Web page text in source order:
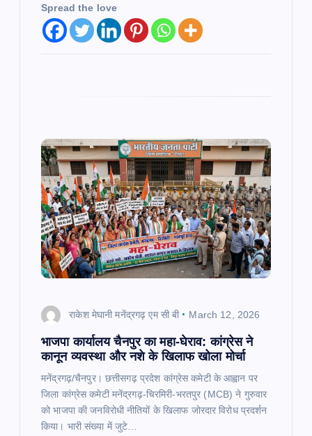
Spread the love
राकेश मेघानी मनेंद्रगढ़ एम सी बी March 12, 2026
भाजपा कार्यालय चैनपुर का महा-घेराव: कांग्रेस ने
कानून व्यवस्था और नशे के खिलाफ खोला मोर्चा
मनेंद्रगढ़/चैनपुर। छत्तीसगढ़ प्रदेश कांग्रेस कमेटी के आह्वान पर
जिला कांग्रेस कमेटी मनेंद्रगढ़-चिरमिरी-भरतपुर (MCB) ने गुरुवार
को भाजपा की जनविरोधी नीतियों के खिलाफ जोरदार विरोध प्रदर्शन
किया। भारी संख्या में जुटे…